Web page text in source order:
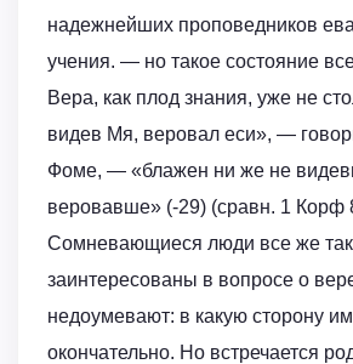
надежнейших проповедников
учения. — но такое состояние
Вера, как плод знания, уже не
видев Мя, веровал еси», —
Фоме, — «блажен ни же не
веровавше» (-29) (сравн. 1 Корф
Сомневающиеся люди все же
заинтересованы в вопросе о
недоумевают: в какую сторону им
окончательно. Но встречается